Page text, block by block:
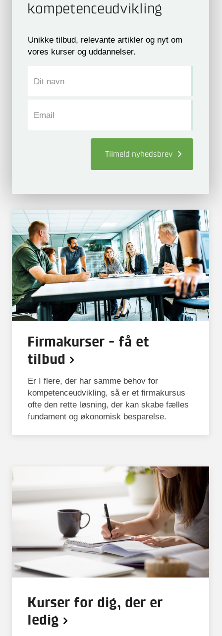
kompetence­udvikling
Unikke tilbud, relevante artikler og nyt om
vores kurser og uddannelser.
Dit navn
Email
Tilmeld nyhedsbrev
Firmakurser - få et
tilbud
Er I flere, der har samme behov for
kompetenceudvikling, så er et firmakursus
ofte den rette løsning, der kan skabe fælles
fundament og økonomisk besparelse.
Kurser for dig, der er
ledig